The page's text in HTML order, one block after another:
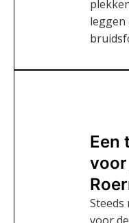
leggen
Een